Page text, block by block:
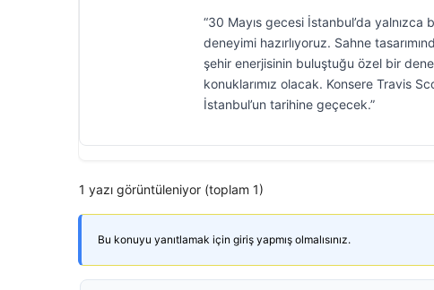
“30 Mayıs gecesi İstanbul’da
deneyimi hazırlıyoruz. Sahne
şehir enerjisinin buluştuğu özel bir
konuklarımız olacak. Konsere Travis
İstanbul’un tarihine geçecek.”
1 yazı görüntüleniyor (toplam 1)
Bu konuyu yanıtlamak için giriş yapmış olmalısınız.